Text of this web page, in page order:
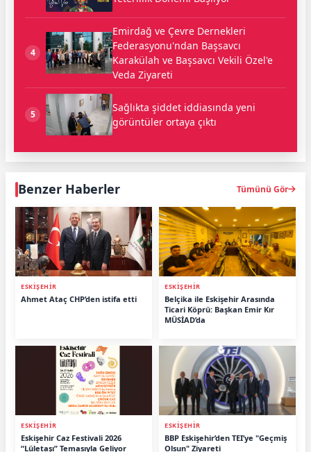
4
Emirdağ ve Çevre Dernekleri
Federasyonu'ndan Başsavcı
Karakülah ve Başsavcı Vekili Özel'e
Veda Ziyareti
5
Sağlıkta şiddet iddiasında yeni
görüntüler ortaya çıktı
Benzer Haberler Tümünü Gör
ESKİŞEHİR
Ahmet Ataç CHP’den istifa etti
ESKİŞEHİR
Belçika ile Eskişehir Arasında
Ticari Köprü: Başkan Emir Kır
MÜSİAD’da
ESKİŞEHİR
Eskişehir Caz Festivali 2026
“Lületaşı” Temasıyla Geliyor
ESKİŞEHİR
BBP Eskişehir’den TEI’ye "Geçmiş
Olsun" Ziyareti